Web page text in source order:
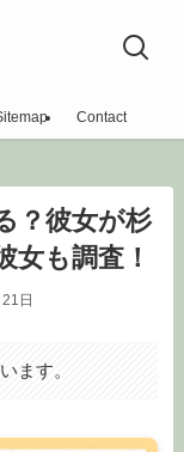
Contact
？彼女が杉
女も調査！
日
ます。